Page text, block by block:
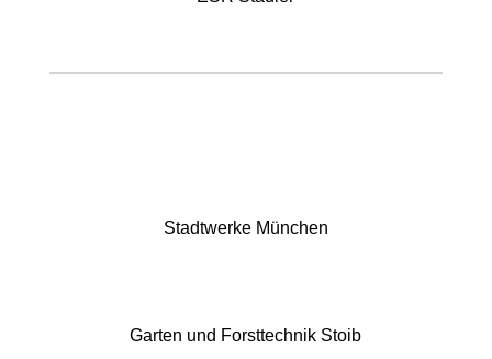
Stadtwerke München
Garten und Forsttechnik Stoib